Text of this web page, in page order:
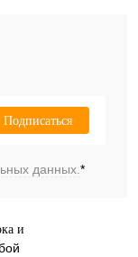
Подписаться
данных.*
и